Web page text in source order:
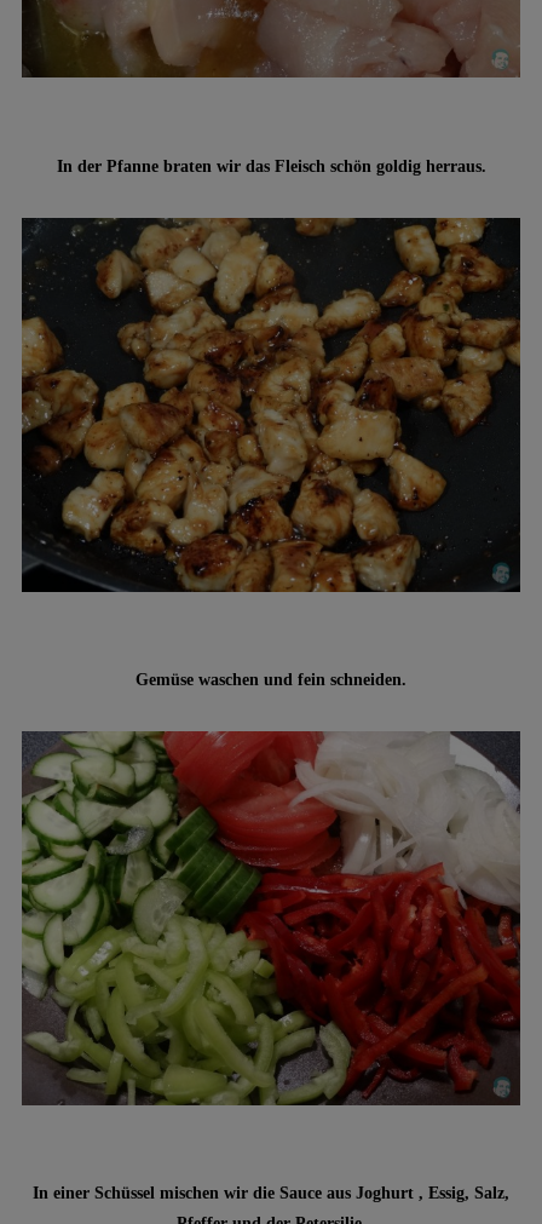
In der Pfanne braten wir das Fleisch schön goldig herraus.
Gemüse waschen und fein schneiden.
In einer Schüssel mischen wir die Sauce aus Joghurt , Essig, Salz,